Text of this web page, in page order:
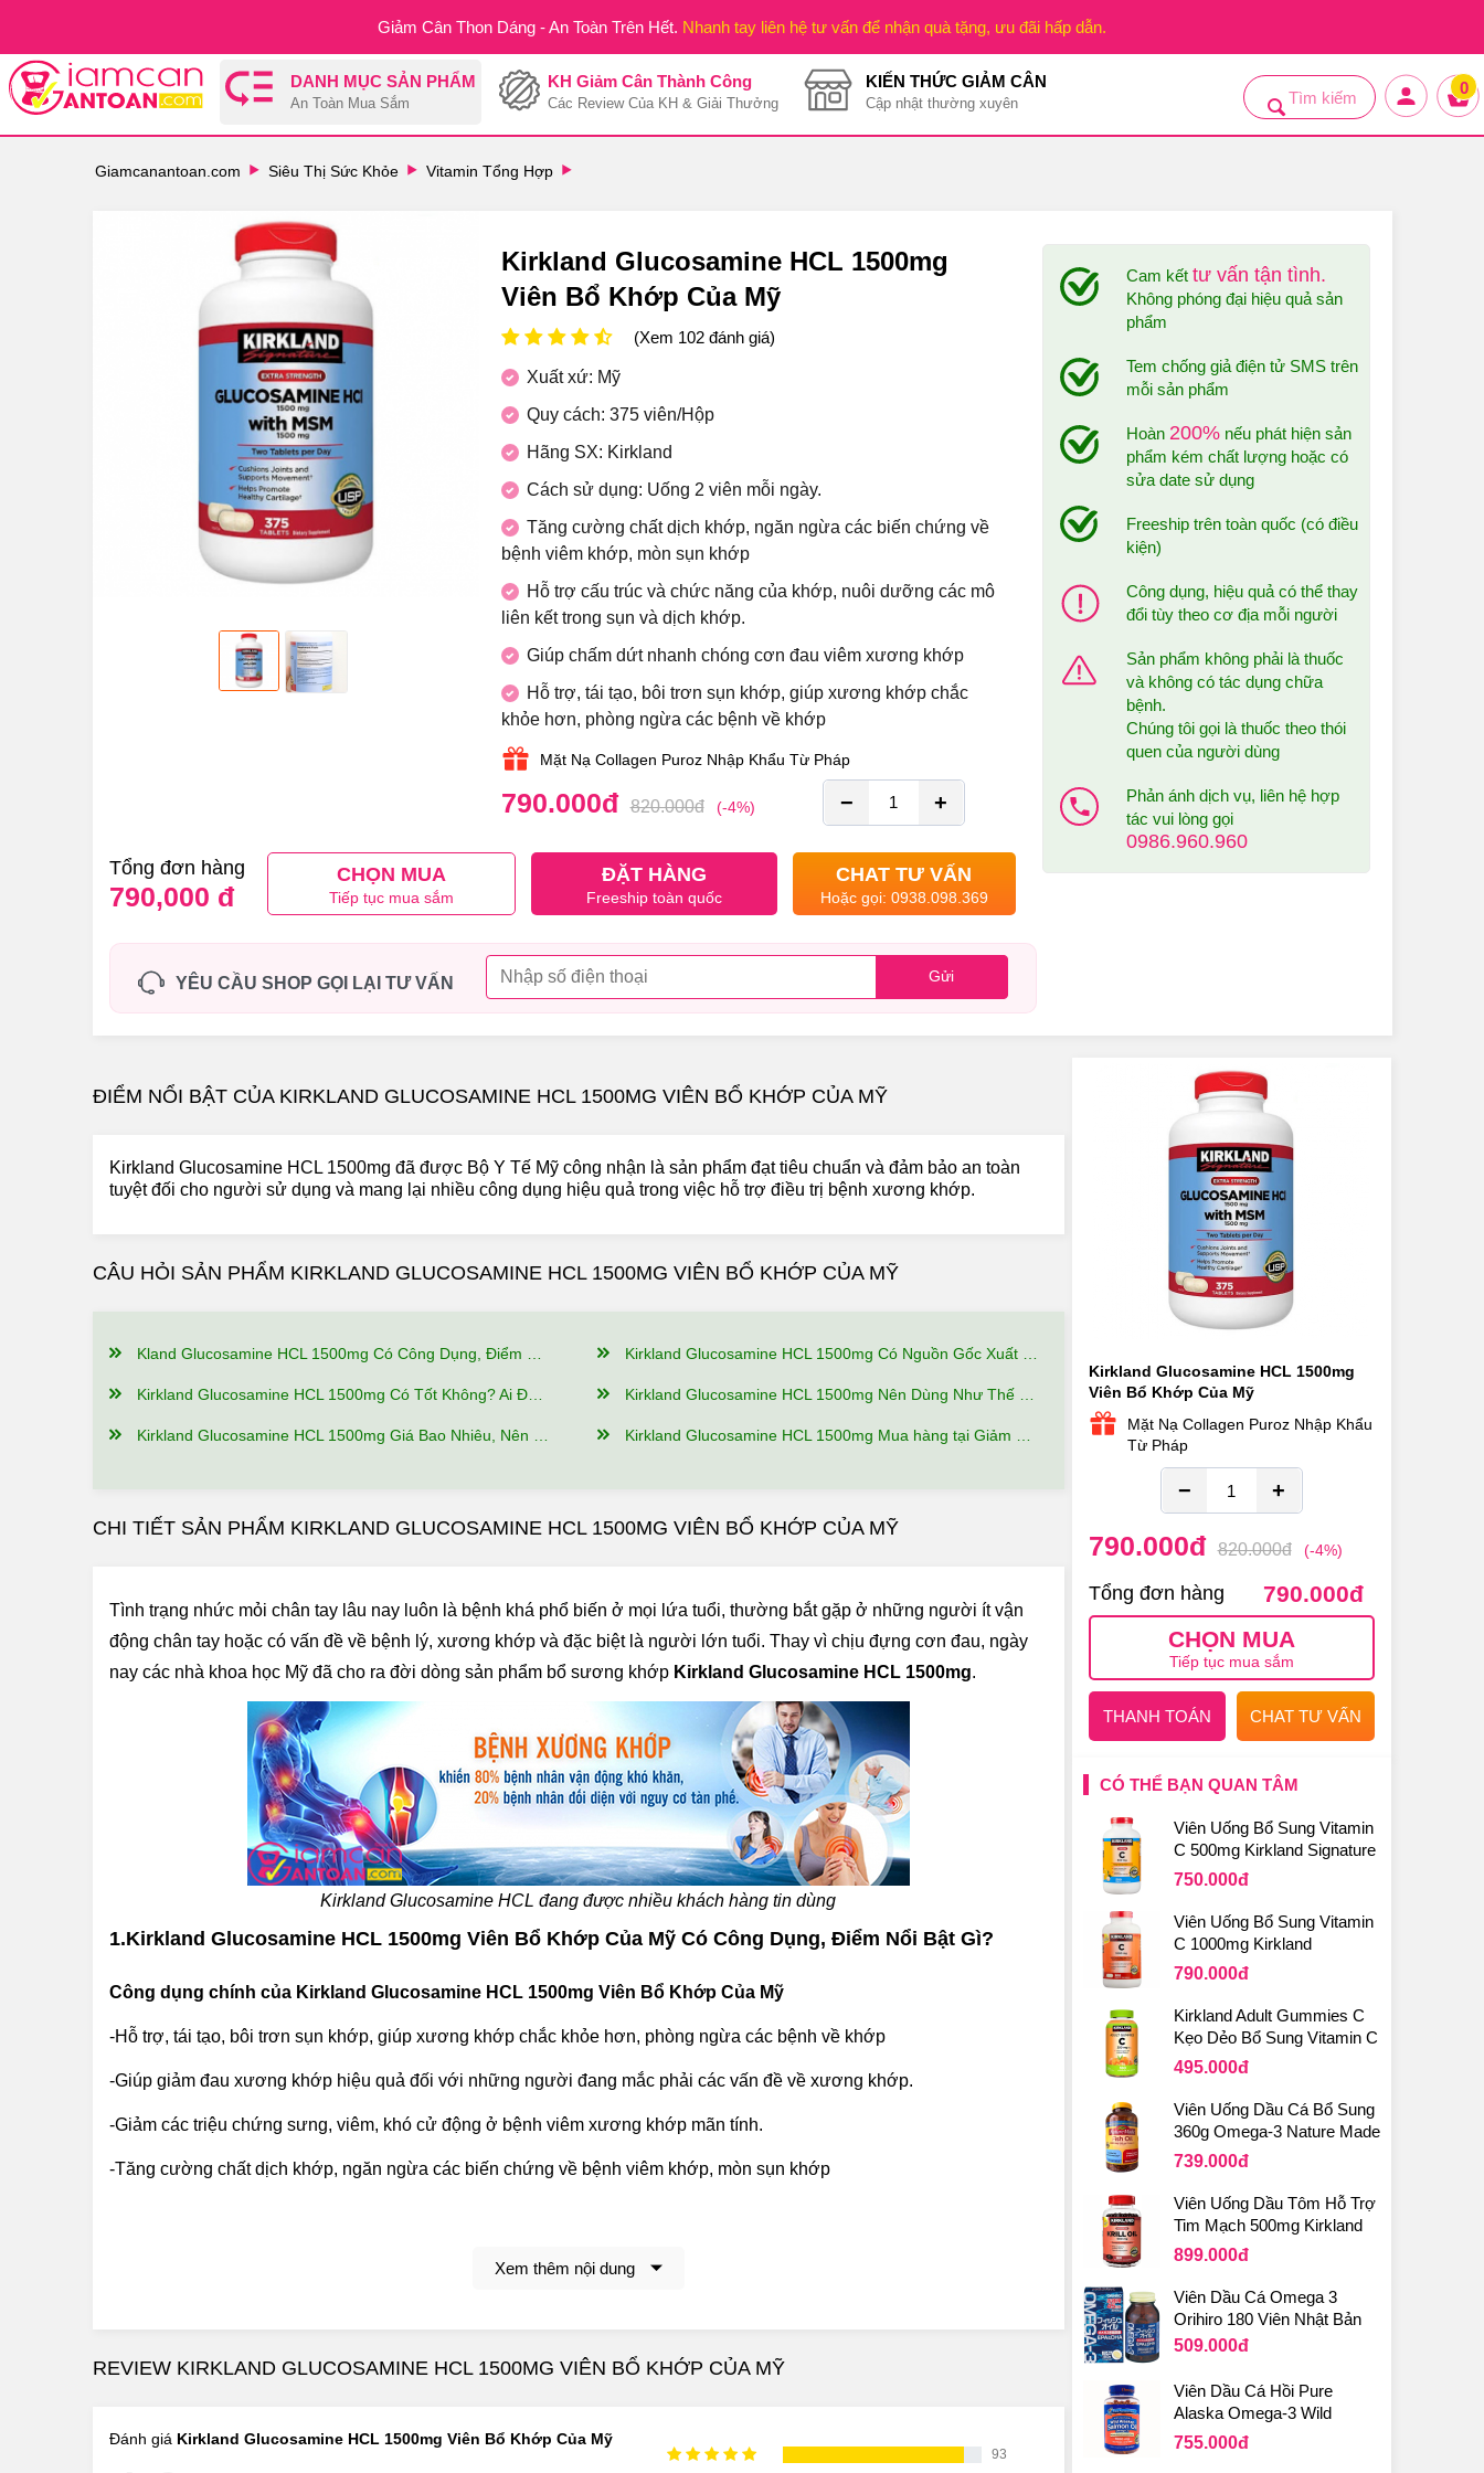
Giảm Cân Thon Dáng - An Toàn Trên Hết. Nhanh tay liên hệ tư vấn để nhận quà tặng, ưu đãi hấp dẫn.
DANH MỤC SẢN PHẨM
An Toàn Mua Sắm
KH Giảm Cân Thành Công
Các Review Của KH & Giải Thưởng
KIẾN THỨC GIẢM CÂN
Cập nhật thường xuyên
0
Giamcanantoan.com Siêu Thị Sức Khỏe Vitamin Tổng Hợp
Kirkland Glucosamine HCL 1500mg
Viên Bổ Khớp Của Mỹ
(Xem 102 đánh giá)
Xuất xứ: Mỹ
Quy cách: 375 viên/Hộp
Hãng SX: Kirkland
Cách sử dụng: Uống 2 viên mỗi ngày.
Tăng cường chất dịch khớp, ngăn ngừa các biến chứng về
bệnh viêm khớp, mòn sụn khớp
Hỗ trợ cấu trúc và chức năng của khớp, nuôi dưỡng các mô
liên kết trong sụn và dịch khớp.
Giúp chấm dứt nhanh chóng cơn đau viêm xương khớp
Hỗ trợ, tái tạo, bôi trơn sụn khớp, giúp xương khớp chắc
khỏe hơn, phòng ngừa các bệnh về khớp
Mặt Nạ Collagen Puroz Nhập Khẩu Từ Pháp
790.000đ 820.000đ (-4%) +
−
Tổng đơn hàng
790,000 đ
CHỌN MUA
Tiếp tục mua sắm
ĐẶT HÀNG
Freeship toàn quốc
CHAT TƯ VẤN
Hoặc gọi: 0938.098.369
YÊU CẦU SHOP GỌI LẠI TƯ VẤN Gửi
Cam kết tư vấn tận tình.
Không phóng đại hiệu quả sản
phẩm
Tem chống giả điện tử SMS trên
mỗi sản phẩm
Hoàn 200%nếu phát hiện sản
phẩm kém chất lượng hoặc có
sửa date sử dụng
Freeship trên toàn quốc (có điều
kiện)
Công dụng, hiệu quả có thể thay
đổi tùy theo cơ địa mỗi người
Sản phẩm không phải là thuốc
và không có tác dụng chữa
bệnh.
Chúng tôi gọi là thuốc theo thói
quen của người dùng
Phản ánh dịch vụ, liên hệ hợp
tác vui lòng gọi
0986.960.960
ĐIỂM NỔI BẬT CỦA KIRKLAND GLUCOSAMINE HCL 1500MG VIÊN BỔ KHỚP CỦA MỸ
Kirkland Glucosamine HCL 1500mg đã được Bộ Y Tế Mỹ công nhận là sản phẩm đạt tiêu chuẩn và đảm bảo an toàn
tuyệt đối cho người sử dụng và mang lại nhiều công dụng hiệu quả trong việc hỗ trợ điều trị bệnh xương khớp.
CÂU HỎI SẢN PHẨM KIRKLAND GLUCOSAMINE HCL 1500MG VIÊN BỔ KHỚP CỦA MỸ
Kland Glucosamine HCL 1500mg Có Công Dụng, Điểm Nổi Bật Gì? Kirkland Glucosamine HCL 1500mg Có Nguồn Gốc Xuất Xứ Từ Đâu, Thành Phần Như Thế Nào?
Kirkland Glucosamine HCL 1500mg Có Tốt Không? Ai Đã Sử Dụng? Kirkland Glucosamine HCL 1500mg Nên Dùng Như Thế Nào Để Hiệu Quả?
Kirkland Glucosamine HCL 1500mg Giá Bao Nhiêu, Nên Mua Ở Đâu Đảm Bảo? Kirkland Glucosamine HCL 1500mg Mua hàng tại Giảm Cân An Toàn có ưu đãi gì?
CHI TIẾT SẢN PHẨM KIRKLAND GLUCOSAMINE HCL 1500MG VIÊN BỔ KHỚP CỦA MỸ
Tình trạng nhức mỏi chân tay lâu nay luôn là bệnh khá phổ biến ở mọi lứa tuổi, thường bắt gặp ở những người ít vận
động chân tay hoặc có vấn đề về bệnh lý, xương khớp và đặc biệt là người lớn tuổi. Thay vì chịu đựng cơn đau, ngày
nay các nhà khoa học Mỹ đã cho ra đời dòng sản phẩm bổ sương khớp Kirkland Glucosamine HCL 1500mg.
Kirkland Glucosamine HCL đang được nhiều khách hàng tin dùng
1.Kirkland Glucosamine HCL 1500mg Viên Bổ Khớp Của Mỹ Có Công Dụng, Điểm Nổi Bật Gì?
Công dụng chính củaKirkland Glucosamine HCL 1500mg Viên Bổ Khớp Của Mỹ
-Hỗ trợ, tái tạo, bôi trơn sụn khớp, giúp xương khớp chắc khỏe hơn, phòng ngừa các bệnh về khớp
-Giúp giảm đau xương khớp hiệu quả đối với những người đang mắc phải các vấn đề về xương khớp.
-Giảm các triệu chứng sưng, viêm, khó cử động ở bệnh viêm xương khớp mãn tính.
-Tăng cường chất dịch khớp, ngăn ngừa các biến chứng về bệnh viêm khớp, mòn sụn khớp
Xem thêm nội dung
REVIEW KIRKLAND GLUCOSAMINE HCL 1500MG VIÊN BỔ KHỚP CỦA MỸ
Đánh giá Kirkland Glucosamine HCL 1500mg Viên Bổ Khớp Của Mỹ
93
Kirkland Glucosamine HCL 1500mg
Viên Bổ Khớp Của Mỹ
Mặt Nạ Collagen Puroz Nhập Khẩu
Từ Pháp
+
−
790.000đ 820.000đ (-4%)
Tổng đơn hàng 790.000đ
CHỌN MUA
Tiếp tục mua sắm
THANH TOÁN CHAT TƯ VẤN
CÓ THỂ BẠN QUAN TÂM
Viên Uống Bổ Sung Vitamin
C 500mg Kirkland Signature
Của Mỹ
750.000đ
Viên Uống Bổ Sung Vitamin
C 1000mg Kirkland
Signature Của Mỹ
790.000đ
Kirkland Adult Gummies C
Kẹo Dẻo Bổ Sung Vitamin C
Chai 180 Viên Của Mỹ
495.000đ
Viên Uống Dầu Cá Bổ Sung
360g Omega-3 Nature Made
Fish Oil 1200mg
739.000đ
Viên Uống Dầu Tôm Hỗ Trợ
Tim Mạch 500mg Kirkland
Signature Krill Oil Của Mỹ
899.000đ
Viên Dầu Cá Omega 3
Orihiro 180 Viên Nhật Bản
509.000đ
Viên Dầu Cá Hồi Pure
Alaska Omega-3 Wild
Salmon Oil 1000mg Của Mỹ
755.000đ